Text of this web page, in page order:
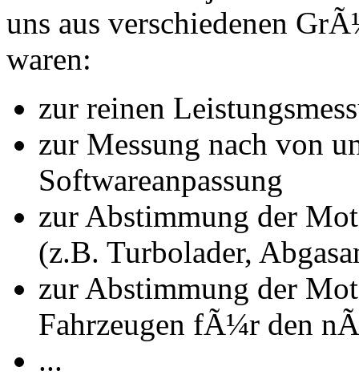
uns aus verschiedenen
waren:
zur reinen
zur Messung nach von
Softwareanpassung
zur Abstimmung der
(z.B. Turbolader,
zur Abstimmung der
Fahrzeugen fÃ¼r den
...